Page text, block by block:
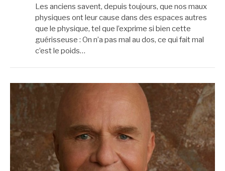
Les anciens savent, depuis toujours, que nos maux
physiques ont leur cause dans des espaces autres
que le physique, tel que l’exprime si bien cette
guérisseuse : On n’a pas mal au dos, ce qui fait mal
c’est le poids…